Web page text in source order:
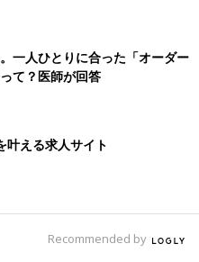
一人ひとりに合った「オーダー
て？医師が回答
叶える求人サイト
Recommended by